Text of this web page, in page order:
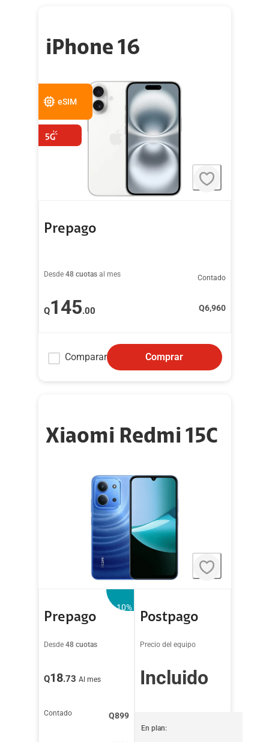
iPhone 16
eSIM
Prepago
Desde 48 cuotas al mes
Q145.00
Contado
Q6,960
Comparar Comprar
Xiaomi Redmi 15C
Prepago
-10%
Desde 48 cuotas
Q18.73 Al mes
Contado Q899
Postpago
Precio del equipo
Incluido
En plan: